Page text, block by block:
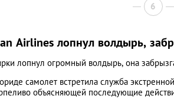
6
Airlines лопнул волдырь,
лопнул огромный волдырь, она
самолет встретила служба
объясняющей последующие